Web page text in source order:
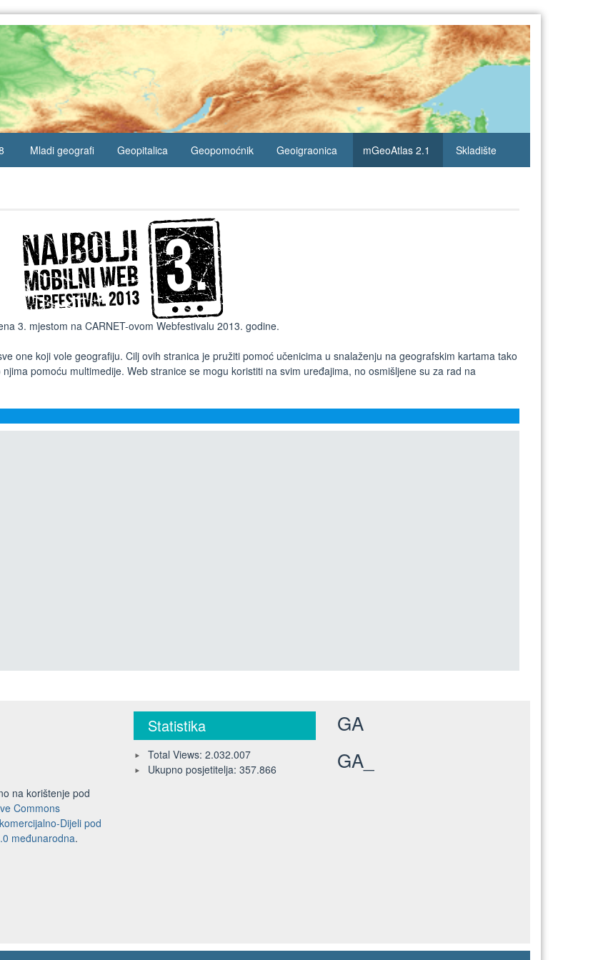
Mladi geografi Geopitalica Geopomoćnik Geoigraonica mGeoAtlas 2.1 Skladište
3. mjestom na CARNET-ovom Webfestivalu 2013. godine.
one koji vole geografiju. Cilj ovih stranica je pružiti pomoć učenicima u snalaženju na geografskim kartama tako
pomoću multimedije. Web stranice se mogu koristiti na svim uređajima, no osmišljene su za rad na
na korištenje pod
Commons
Dijeli pod
međunarodna.
Statistika
Total Views: 2.032.007
Ukupno posjetitelja: 357.866
GA
GA_